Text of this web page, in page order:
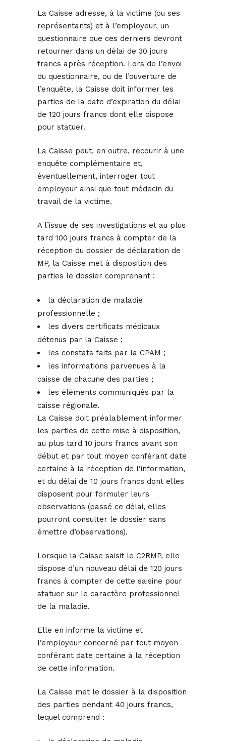
La Caisse adresse, à la victime (ou ses
représentants) et à l’employeur, un
questionnaire que ces derniers devront
retourner dans un délai de 30 jours
francs après réception. Lors de l’envoi
du questionnaire, ou de l’ouverture de
l’enquête, la Caisse doit informer les
parties de la date d’expiration du délai
de 120 jours francs dont elle dispose
pour statuer.
La Caisse peut, en outre, recourir à une
enquête complémentaire et,
éventuellement, interroger tout
employeur ainsi que tout médecin du
travail de la victime.
A l’issue de ses investigations et au plus
tard 100 jours francs à compter de la
réception du dossier de déclaration de
MP, la Caisse met à disposition des
parties le dossier comprenant :
la déclaration de maladie
professionnelle ;
les divers certificats médicaux
détenus par la Caisse ;
les constats faits par la CPAM ;
les informations parvenues à la
caisse de chacune des parties ;
les éléments communiqués par la
caisse régionale.
La Caisse doit préalablement informer
les parties de cette mise à disposition,
au plus tard 10 jours francs avant son
début et par tout moyen conférant date
certaine à la réception de l’information,
et du délai de 10 jours francs dont elles
disposent pour formuler leurs
observations (passé ce délai, elles
pourront consulter le dossier sans
émettre d’observations).
Lorsque la Caisse saisit le C2RMP, elle
dispose d’un nouveau délai de 120 jours
francs à compter de cette saisine pour
statuer sur le caractère professionnel
de la maladie.
Elle en informe la victime et
l’employeur concerné par tout moyen
conférant date certaine à la réception
de cette information.
La Caisse met le dossier à la disposition
des parties pendant 40 jours francs,
lequel comprend :